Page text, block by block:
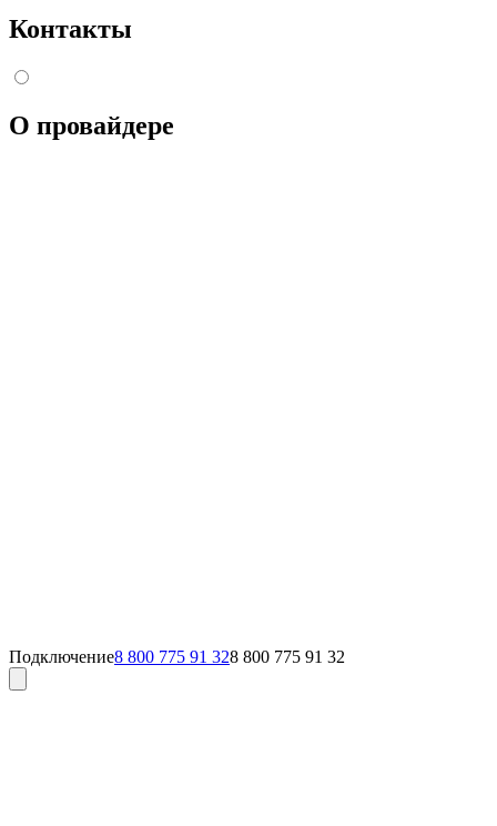
Контакты
О провайдере
Подключение8 800 775 91 328 800 775 91 32